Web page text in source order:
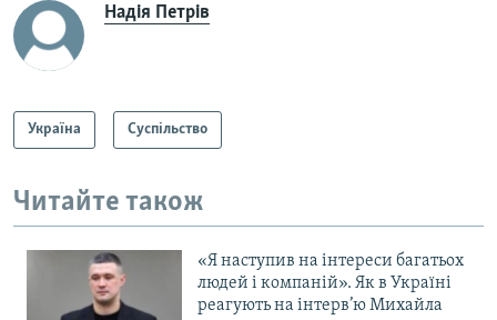
Надія Петрів
Україна Суспільство
Читайте також
«Я наступив на інтереси багатьох
людей і компаній». Як в Україні
реагують на інтерв’ю Михайла